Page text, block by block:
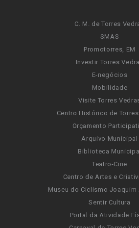
C. M. de Torres
SMAS
Promotorres, EM
Investir Torres
E-negócios
Mobilidade
Visite Torres
Centro Histórico de
Orçamento
Arquivo Municipal
Biblioteca
Teatro-Cine
Centro de Artes e
Museu do Ciclismo Joaquim
Sentir Cultura
Portal da Atividade